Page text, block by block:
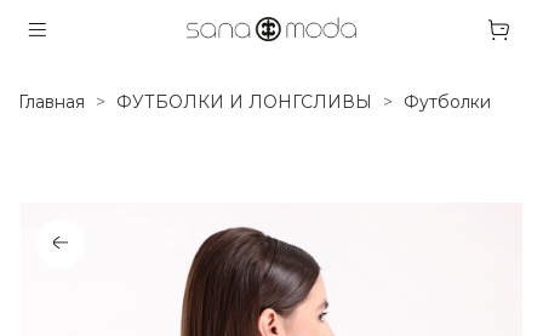
Главная ФУТБОЛКИ И ЛОНГСЛИВЫ Футболки